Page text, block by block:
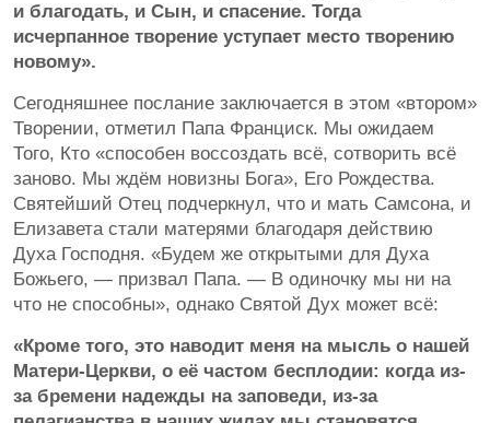
и благодать, и Сын, и спасение. Тогда
исчерпанное творение уступает место творению
новому».
Сегодняшнее послание заключается в этом «втором»
Творении, отметил Папа Франциск. Мы ожидаем
Того, Кто «способен воссоздать всё, сотворить всё
заново. Мы ждём новизны Бога», Его Рождества.
Святейший Отец подчеркнул, что и мать Самсона, и
Елизавета стали матерями благодаря действию
Духа Господня. «Будем же открытыми для Духа
Божьего, — призвал Папа. — В одиночку мы ни на
что не способны», однако Святой Дух может всё:
«Кроме того, это наводит меня на мысль о нашей
Матери-Церкви, о её частом бесплодии: когда из-
за бремени надежды на заповеди, из-за